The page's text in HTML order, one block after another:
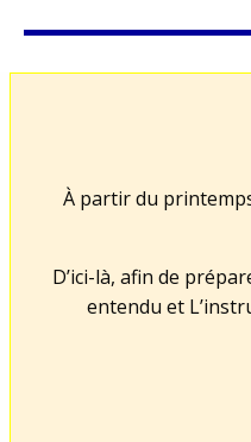
À partir du
D’ici-là, afin de
entendu et